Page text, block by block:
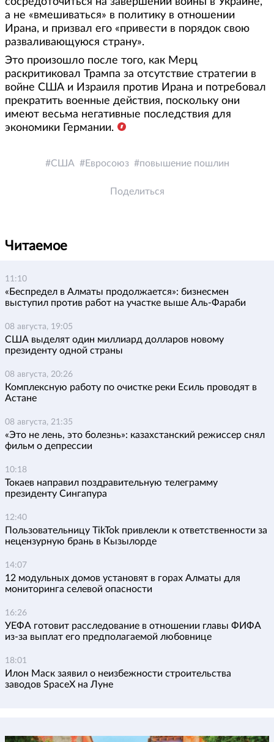
а не «вмешиваться» в политику в отношении
Ирана, и призвал его «привести в порядок свою
разваливающуюся страну».
Это произошло после того, как Мерц
раскритиковал Трампа за отсутствие стратегии в
войне США и Израиля против Ирана и потребовал
прекратить военные действия, поскольку они
имеют весьма негативные последствия для
экономики Германии.
США Евросоюз повышение пошлин
Поделиться
Читаемое
11:10
«Беспредел в Алматы продолжается»: бизнесмен
выступил против работ на участке выше Аль-Фараби
08 августа, 19:05
США выделят один миллиард долларов новому
президенту одной страны
08 августа, 20:26
Комплексную работу по очистке реки Есиль проводят в
Астане
08 августа, 21:35
«Это не лень, это болезнь»: казахстанский режиссер снял
фильм о депрессии
10:18
Токаев направил поздравительную телеграмму
президенту Сингапура
12:40
Пользовательницу TikTok привлекли к ответственности за
нецензурную брань в Кызылорде
14:07
12 модульных домов установят в горах Алматы для
мониторинга селевой опасности
16:26
УЕФА готовит расследование в отношении главы ФИФА
из-за выплат его предполагаемой любовнице
18:01
Илон Маск заявил о неизбежности строительства
заводов SpaceX на Луне